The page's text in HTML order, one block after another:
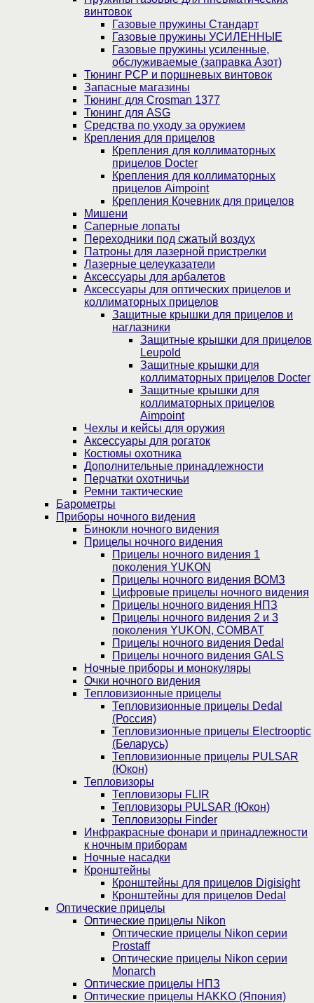
винтовок
Газовые пружины Стандарт
Газовые пружины УСИЛЕННЫЕ
Газовые пружины усиленные,
обслуживаемые (заправка Азот)
Тюнинг PCP и поршневых винтовок
Запасные магазины
Тюнинг для Crosman 1377
Тюнинг для ASG
Средства по уходу за оружием
Крепления для прицелов
Крепления для коллиматорных
прицелов Docter
Крепления для коллиматорных
прицелов Aimpoint
Крепления Кочевник для прицелов
Мишени
Саперные лопаты
Переходники под сжатый воздух
Патроны для лазерной пристрелки
Лазерные целеуказатели
Аксессуары для арбалетов
Аксессуары для оптических прицелов и
коллиматорных прицелов
Защитные крышки для прицелов и
наглазники
Защитные крышки для прицелов
Leupold
Защитные крышки для
коллиматорных прицелов Docter
Защитные крышки для
коллиматорных прицелов
Aimpoint
Чехлы и кейсы для оружия
Аксессуары для рогаток
Костюмы охотника
Дополнительные принадлежности
Перчатки охотничьи
Ремни тактические
Барометры
Приборы ночного видения
Бинокли ночного видения
Прицелы ночного видения
Прицелы ночного видения 1
поколения YUKON
Прицелы ночного видения ВОМЗ
Цифровые прицелы ночного видения
Прицелы ночного видения НПЗ
Прицелы ночного видения 2 и 3
поколения YUKON, COMBAT
Прицелы ночного видения Dedal
Прицелы ночного видения GALS
Ночные приборы и монокуляры
Очки ночного видения
Тепловизионные прицелы
Тепловизионные прицелы Dedal
(Россия)
Тепловизионные прицелы Electrooptic
(Беларусь)
Тепловизионные прицелы PULSAR
(Юкон)
Тепловизоры
Тепловизоры FLIR
Тепловизоры PULSAR (Юкон)
Тепловизоры Finder
Инфракрасные фонари и принадлежности
к ночным приборам
Ночные насадки
Кронштейны
Кронштейны для прицелов Digisight
Кронштейны для прицелов Dedal
Оптические прицелы
Оптические прицелы Nikon
Оптические прицелы Nikon серии
Prostaff
Оптические прицелы Nikon серии
Monarch
Оптические прицелы НПЗ
Оптические прицелы HAKKO (Япония)